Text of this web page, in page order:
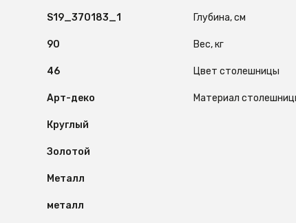
S19_370183_1
90
46
Арт-деко
Круглый
Золотой
Металл
металл
Глубина, см
Вес, кг
Цвет столешницы
Материал